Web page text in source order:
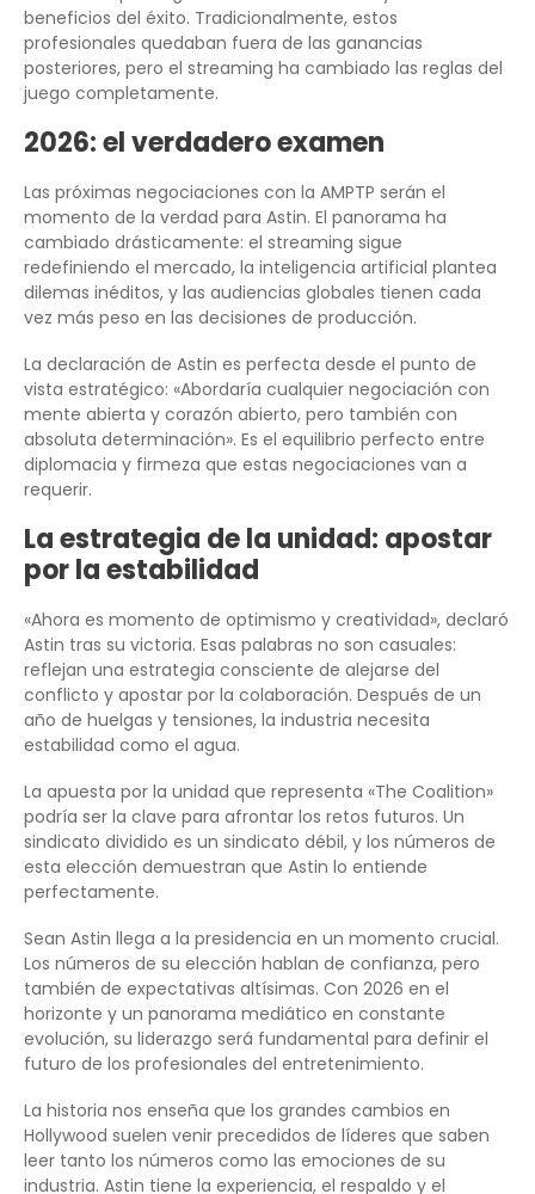
beneficios del éxito. Tradicionalmente, estos
profesionales quedaban fuera de las ganancias
posteriores, pero el streaming ha cambiado las reglas del
juego completamente.
2026: el verdadero examen
Las próximas negociaciones con la AMPTP serán el
momento de la verdad para Astin. El panorama ha
cambiado drásticamente: el streaming sigue
redefiniendo el mercado, la inteligencia artificial plantea
dilemas inéditos, y las audiencias globales tienen cada
vez más peso en las decisiones de producción.
La declaración de Astin es perfecta desde el punto de
vista estratégico: «Abordaría cualquier negociación con
mente abierta y corazón abierto, pero también con
absoluta determinación». Es el equilibrio perfecto entre
diplomacia y firmeza que estas negociaciones van a
requerir.
La estrategia de la unidad: apostar
por la estabilidad
«Ahora es momento de optimismo y creatividad», declaró
Astin tras su victoria. Esas palabras no son casuales:
reflejan una estrategia consciente de alejarse del
conflicto y apostar por la colaboración. Después de un
año de huelgas y tensiones, la industria necesita
estabilidad como el agua.
La apuesta por la unidad que representa «The Coalition»
podría ser la clave para afrontar los retos futuros. Un
sindicato dividido es un sindicato débil, y los números de
esta elección demuestran que Astin lo entiende
perfectamente.
Sean Astin llega a la presidencia en un momento crucial.
Los números de su elección hablan de confianza, pero
también de expectativas altísimas. Con 2026 en el
horizonte y un panorama mediático en constante
evolución, su liderazgo será fundamental para definir el
futuro de los profesionales del entretenimiento.
La historia nos enseña que los grandes cambios en
Hollywood suelen venir precedidos de líderes que saben
leer tanto los números como las emociones de su
industria. Astin tiene la experiencia, el respaldo y el